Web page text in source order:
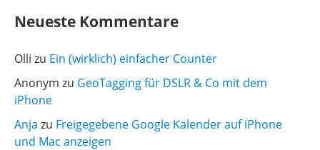
Neueste Kommentare
Olli zu Ein (wirklich) einfacher Counter
Anonym zu GeoTagging für DSLR & Co mit dem
iPhone
Anja zu Freigegebene Google Kalender auf iPhone
und Mac anzeigen